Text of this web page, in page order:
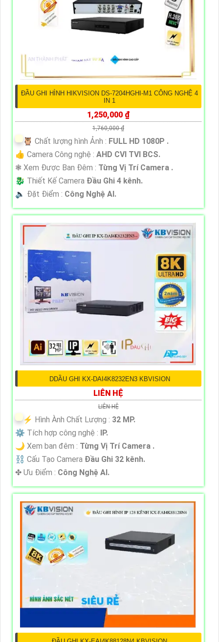
ĐẦU GHI HÌNH HIKVISION DS-7204HGHI-M1 CÔNG NGHỆ 4
IN 1
1,250,000 ₫
1,760,000 ₫
🦉 Chất lượng hình Ảnh : FULL HD 1080P .
👍 Camera Công nghệ : AHD CVI TVI BCS.
❃ Xem Được Ban Đêm : Từng Vị Trí Camera .
🐉️ Thiết Kế Camera Đầu Ghi 4 kênh.
️🔈 Đặt Điểm : Công Nghệ AI.
DDẦU GHI KX-DAI4K8232EN3 KBVISION
LIÊN HỆ
LIÊN HỆ
️⚡ Hình Ành Chất Lượng : 32 MP.
⚙ Tích hợp công nghệ : IP.
🌙 Xem ban đêm : Từng Vị Trí Camera .
⛓ Cấu Tạo Camera Đầu Ghi 32 kênh.
️✤ Ưu Điểm : Công Nghệ AI.